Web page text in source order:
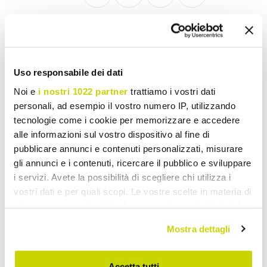
Uso responsabile dei dati
Noi e i nostri 1022 partner trattiamo i vostri dati
personali, ad esempio il vostro numero IP, utilizzando
tecnologie come i cookie per memorizzare e accedere
alle informazioni sul vostro dispositivo al fine di
pubblicare annunci e contenuti personalizzati, misurare
gli annunci e i contenuti, ricercare il pubblico e sviluppare
i servizi. Avete la possibilità di scegliere chi utilizza i
vostri dati e per quali scopi. Le vostre scelte in materia di
modificare o revocare il proprio consenso in qualsiasi
momento dalla Dichiarazione sui cookie o facendo clic
sull'icona di attivazione della privacy.
Mostra dettagli
Cupboards and Sideboards